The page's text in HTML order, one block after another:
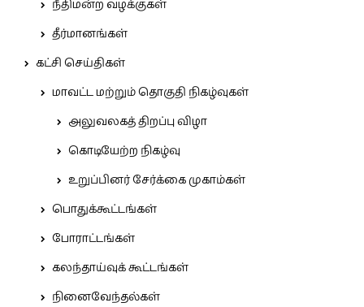
நீதிமன்ற வழக்குகள்
தீர்மானங்கள்
கட்சி செய்திகள்
மாவட்ட மற்றும் தொகுதி நிகழ்வுகள்
அலுவலகத் திறப்பு விழா
கொடியேற்ற நிகழ்வு
உறுப்பினர் சேர்க்கை முகாம்கள்
பொதுக்கூட்டங்கள்
போராட்டங்கள்
கலந்தாய்வுக் கூட்டங்கள்
நினைவேந்தல்கள்